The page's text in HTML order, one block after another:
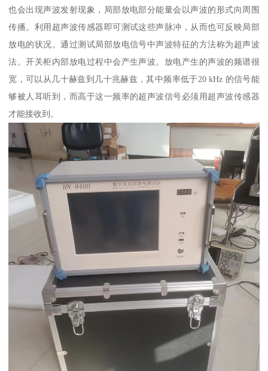
也会出现声波发射现象，局部放电部分能量会以声波的形式向周围
传播。利用超声波传感器即可测试这些声脉冲，从而也可反映局部
放电的状况。通过测试局部放电信号中声波特征的方法称为超声波
法。开关柜内部放电过程中会产生声波。放电产生的声波的频谱很
宽，可以从几十赫兹到几十兆赫兹，其中频率低于20 kHz 的信号能
够被人耳听到，而高于这一频率的超声波信号必须用超声波传感器
才能接收到。